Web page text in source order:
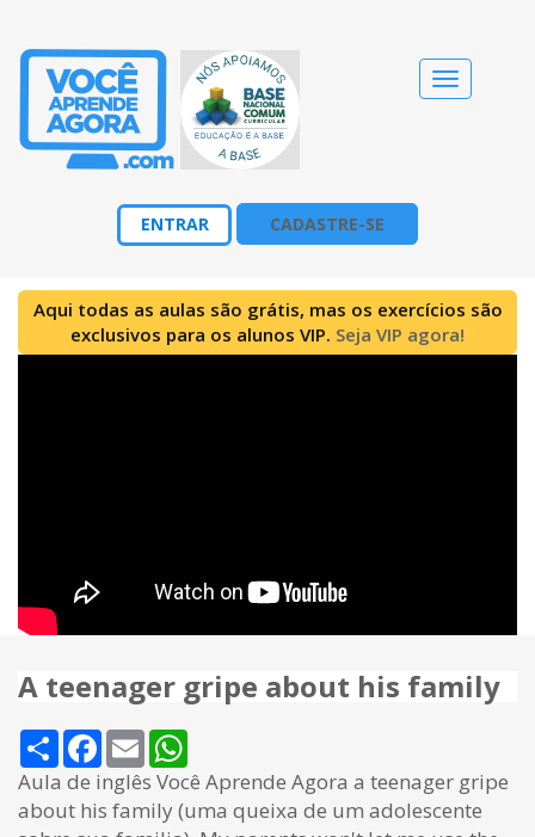
Alternar
navegação
ENTRAR CADASTRE-SE
Aqui todas as aulas são grátis, mas os exercícios são
exclusivos para os alunos VIP. Seja VIP agora!
A teenager gripe about his family
Share Facebook
Email
Aula de inglês Você Aprende Agora a teenager gripe
about his family (uma queixa de um adolescente